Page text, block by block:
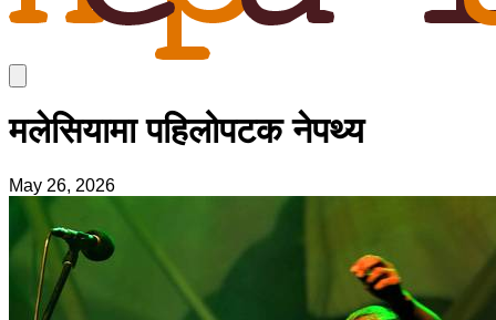
मलेसियामा पहिलोपटक नेपथ्य
May 26, 2026